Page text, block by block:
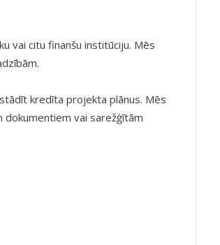
vai citu finanšu institūciju. Mēs
kredīta projekta plānus. Mēs
vai sarežģītām